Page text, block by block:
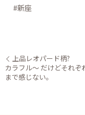
#新座
上品レオパード柄?
カラフル〜 だけどそれ
まで感じない。